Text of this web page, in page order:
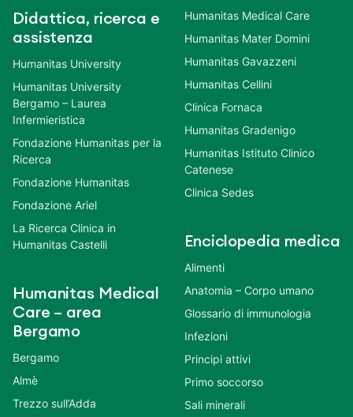
Didattica, ricerca e
assistenza
Humanitas University
Humanitas University
Bergamo – Laurea
Infermieristica
Fondazione Humanitas per la
Ricerca
Fondazione Humanitas
Fondazione Ariel
La Ricerca Clinica in
Humanitas Castelli
Humanitas Medical
Care – area
Bergamo
Bergamo
Almè
Trezzo sull’Adda
Humanitas Medical Care
Humanitas Mater Domini
Humanitas Gavazzeni
Humanitas Cellini
Clinica Fornaca
Humanitas Gradenigo
Humanitas Istituto Clinico
Catenese
Clinica Sedes
Enciclopedia medica
Alimenti
Anatomia – Corpo umano
Glossario di immunologia
Infezioni
Principi attivi
Primo soccorso
Sali minerali